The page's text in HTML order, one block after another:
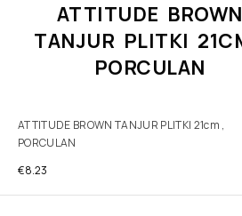
ATTITUDE BROWN
TANJUR PLITKI
PORCULAN
ATTITUDE BROWN TANJUR PLITKI 21cm ,
PORCULAN
€8.23